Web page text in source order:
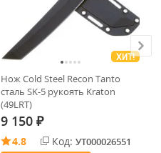
ХИТ!
Нож Cold Steel Recon Tanto
сталь SK-5 рукоять Kraton
(49LRT)
9 150 ₽
4.8 Код: УТ000026551